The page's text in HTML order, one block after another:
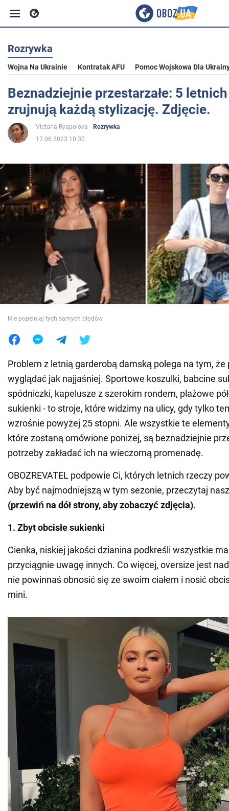
Biznes
Sport
Rozrywka
Polityka
Społeczeństwo
Wojna na Ukrainie
Świat
Jedzenie
Rozrywka
Wojna Na Ukrainie Kontratak AFU Pomoc Wojskowa Dla
Beznadziejnie przestarzałe: 5
zrujnują każdą stylizację. Zdjęcie.
Victoria Ryapolova
Rozrywka
17.06.2023 10:30
Nie popełniaj tych samych błędów
Problem z letnią garderobą damską polega na tym, że
wyglądać jak najjaśniej. Sportowe koszulki, babcine
spódniczki, kapelusze z szerokim rondem, plażowe
sukienki - to stroje, które widzimy na ulicy, gdy tylko
wzrośnie powyżej 25 stopni. Ale wszystkie te
które zostaną omówione poniżej, są beznadziejnie
potrzeby zakładać ich na wieczorną promenadę.
OBOZREVATEL podpowie Ci, których letnich rzeczy
Aby być najmodniejszą w tym sezonie, przeczytaj
(przewiń na dół strony, aby zobaczyć zdjęcia).
1. Zbyt obcisłe sukienki
Cienka, niskiej jakości dzianina podkreśli wszystkie
przyciągnie uwagę innych. Co więcej, oversize jest
nie powinnaś obnosić się ze swoim ciałem i nosić
mini.